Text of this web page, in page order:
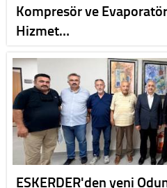
Kompresör ve
Hizmet…
ESKERDER'den yeni